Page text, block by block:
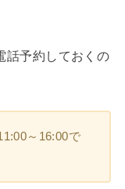
話予約しておくの
～16:00で